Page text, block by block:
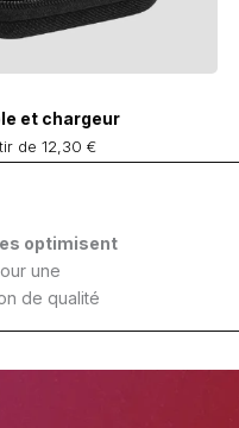
et chargeur
de 12,30 €
optimisent
une
de qualité